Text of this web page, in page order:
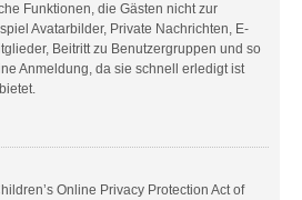
Funktionen, die Gästen nicht zur
Avatarbilder, Private Nachrichten, E-
Beitritt zu Benutzergruppen und so
Anmeldung, da sie schnell erledigt ist
Online Privacy Protection Act of